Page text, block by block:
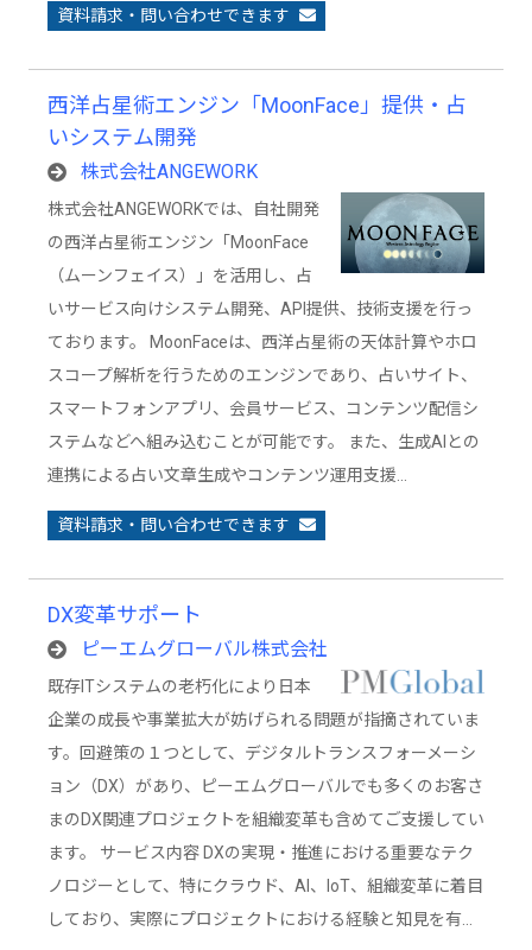
資料請求・問い合わせできます
西洋占星術エンジン「MoonFace」提供・占
いシステム開発
株式会社ANGEWORK
株式会社ANGEWORKでは、自社開発
の西洋占星術エンジン「MoonFace
（ムーンフェイス）」を活用し、占
いサービス向けシステム開発、API提供、技術支援を行っ
ております。 MoonFaceは、西洋占星術の天体計算やホロ
スコープ解析を行うためのエンジンであり、占いサイト、
スマートフォンアプリ、会員サービス、コンテンツ配信シ
ステムなどへ組み込むことが可能です。 また、生成AIとの
連携による占い文章生成やコンテンツ運用支援…
資料請求・問い合わせできます
DX変革サポート
ピーエムグローバル株式会社
既存ITシステムの老朽化により日本
企業の成長や事業拡大が妨げられる問題が指摘されていま
す。回避策の１つとして、デジタルトランスフォーメーシ
ョン（DX）があり、ピーエムグローバルでも多くのお客さ
まのDX関連プロジェクトを組織変革も含めてご支援してい
ます。 サービス内容 DXの実現・推進における重要なテク
ノロジーとして、特にクラウド、AI、IoT、組織変革に着目
しており、実際にプロジェクトにおける経験と知見を有…